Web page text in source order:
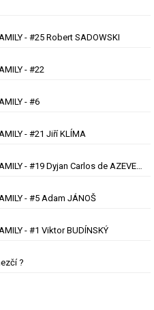
- #25 Robert SADOWSKI
- #22
- #6
- #21 Jiří KLÍMA
Dražba hráčských dresů SILESIAN FAMILY - #19 Dyjan Carlos de AZEVEDO
- #5 Adam JÁNOŠ
- #1 Viktor BUDÍNSKÝ
?